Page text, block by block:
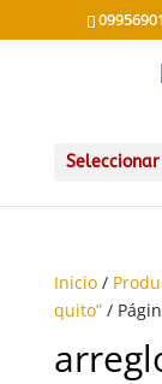
Inicio/
quito”/